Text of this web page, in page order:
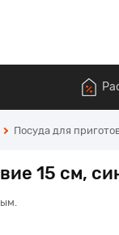
Посуда для
15 см,